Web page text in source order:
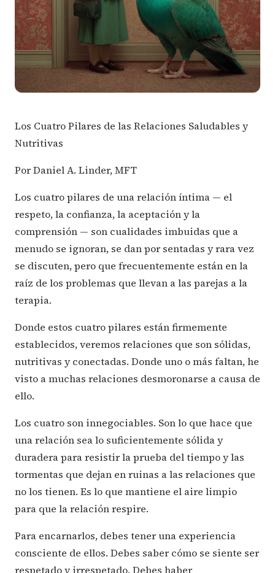
Los Cuatro Pilares de las Relaciones Saludables y
Nutritivas
Por Daniel A. Linder, MFT
Los cuatro pilares de una relación íntima — el
respeto, la confianza, la aceptación y la
comprensión — son cualidades imbuidas que a
menudo se ignoran, se dan por sentadas y rara vez
se discuten, pero que frecuentemente están en la
raíz de los problemas que llevan a las parejas a la
terapia.
Donde estos cuatro pilares están firmemente
establecidos, veremos relaciones que son sólidas,
nutritivas y conectadas. Donde uno o más faltan, he
visto a muchas relaciones desmoronarse a causa de
ello.
Los cuatro son innegociables. Son lo que hace que
una relación sea lo suficientemente sólida y
duradera para resistir la prueba del tiempo y las
tormentas que dejan en ruinas a las relaciones que
no los tienen. Es lo que mantiene el aire limpio
para que la relación respire.
Para encarnarlos, debes tener una experiencia
consciente de ellos. Debes saber cómo se siente ser
respetado y irrespetado. Debes haber